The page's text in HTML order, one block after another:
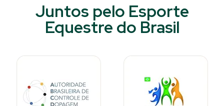
Juntos pelo Esporte
Equestre do Brasil​